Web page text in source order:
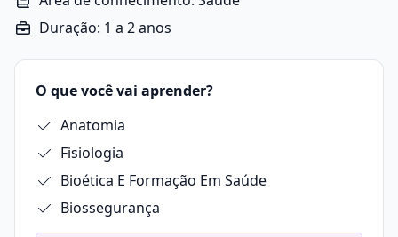
Duração: 1 a 2 anos
O que você vai aprender?
Anatomia
Fisiologia
Bioética E Formação Em Saúde
Biossegurança